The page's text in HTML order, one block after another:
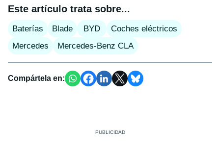
Este artículo trata sobre...
Baterías Blade BYD
Coches eléctricos
Mercedes
Mercedes-Benz CLA
Compártela en: